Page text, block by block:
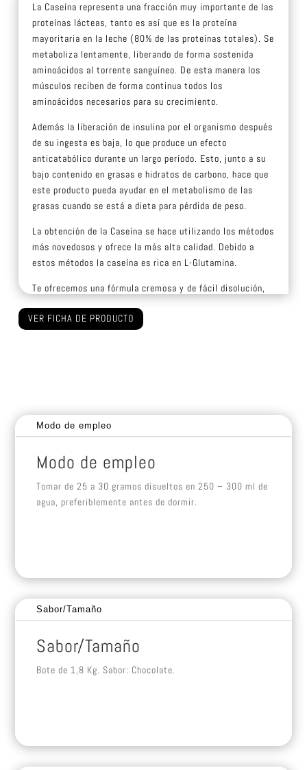
La Caseína representa una fracción muy importante de las
proteínas lácteas, tanto es así que es la proteína
mayoritaria en la leche (80% de las proteínas totales). Se
metaboliza lentamente, liberando de forma sostenida
aminoácidos al torrente sanguíneo. De esta manera los
músculos reciben de forma continua todos los
aminoácidos necesarios para su crecimiento.
Además la liberación de insulina por el organismo después
de su ingesta es baja, lo que produce un efecto
anticatabólico durante un largo período. Esto, junto a su
bajo contenido en grasas e hidratos de carbono, hace que
este producto pueda ayudar en el metabolismo de las
grasas cuando se está a dieta para pérdida de peso.
La obtención de la Caseína se hace utilizando los métodos
más novedosos y ofrece la más alta calidad. Debido a
estos métodos la caseína es rica en L-Glutamina.
Te ofrecemos una fórmula cremosa y de fácil disolución,
VER FICHA DE PRODUCTO
Modo de empleo
Modo de empleo
Tomar de 25 a 30 gramos disueltos en 250 – 300 ml de
agua, preferiblemente antes de dormir.
Sabor/Tamaño
Sabor/Tamaño
Bote de 1,8 Kg. Sabor: Chocolate.